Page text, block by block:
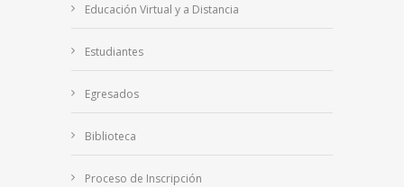
Educación Virtual y a Distancia
Estudiantes
Egresados
Biblioteca
Proceso de Inscripción